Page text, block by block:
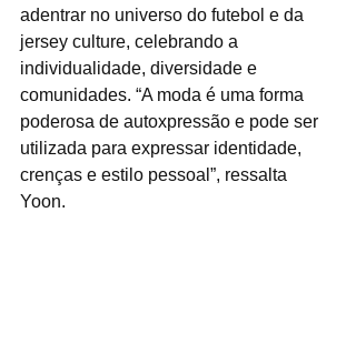
adentrar no universo do futebol e da
jersey culture, celebrando a
individualidade, diversidade e
comunidades. “A moda é uma forma
poderosa de autoxpressão e pode ser
utilizada para expressar identidade,
crenças e estilo pessoal”, ressalta
Yoon.